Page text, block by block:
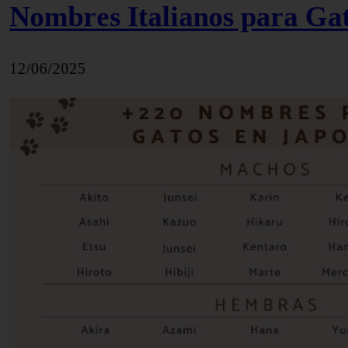
Nombres Italianos para
12/06/2025